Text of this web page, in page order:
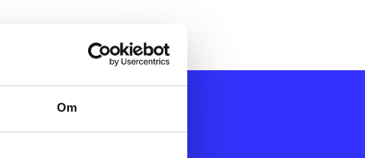
Om
Afdelinger